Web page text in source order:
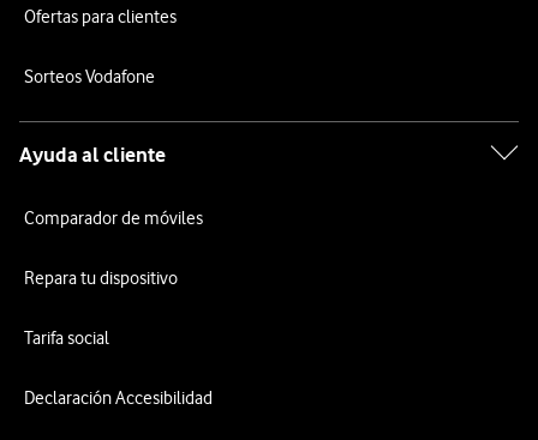
Ofertas para clientes
Sorteos Vodafone
Ayuda al cliente
Comparador de móviles
Repara tu dispositivo
Tarifa social
Declaración Accesibilidad